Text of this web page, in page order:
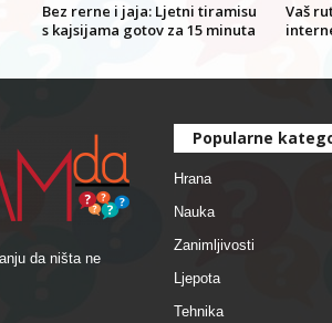
Bez rerne i jaja: Ljetni tiramisu
s kajsijama gotov za 15 minuta
Vaš
da ništa ne
Popularne
Hrana
Nauka
Zanimljivosti
Ljepota
Tehnika